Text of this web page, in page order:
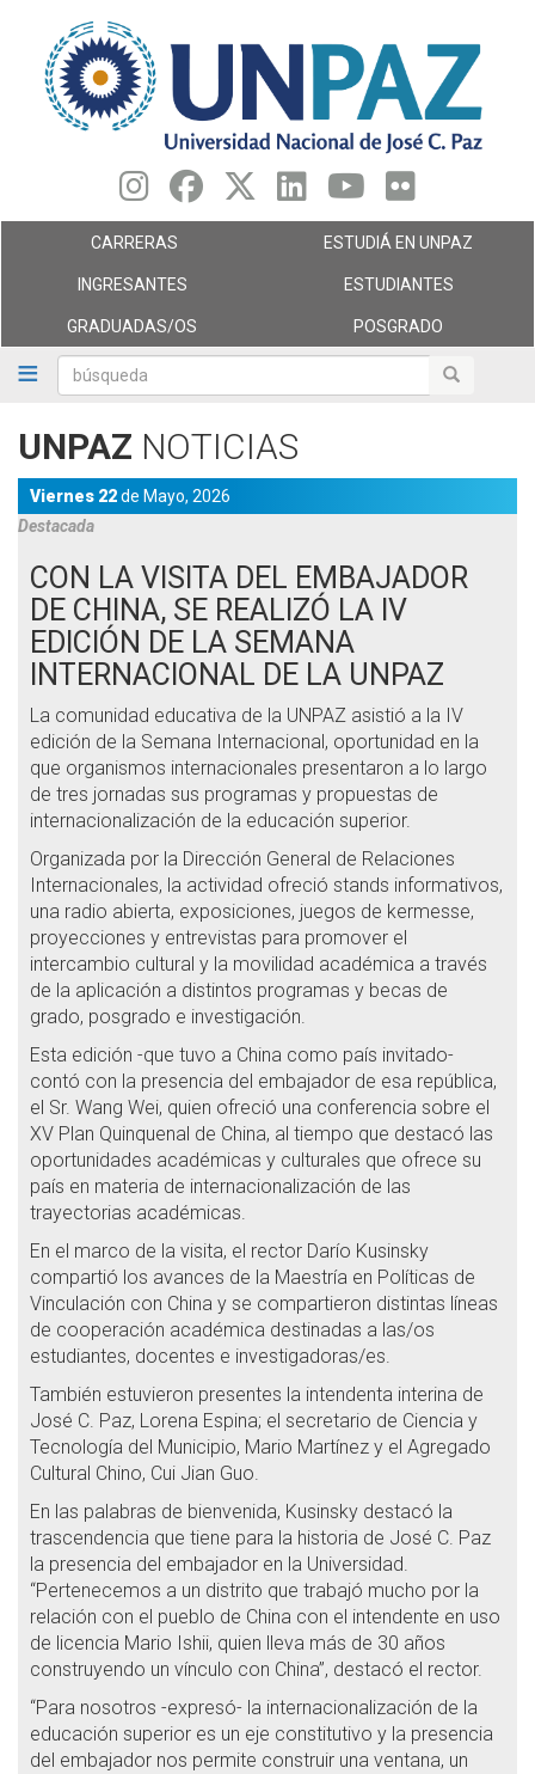
contenido
principal
búsqueda búsqueda
CARRERAS ESTUDIÁ EN UNPAZ
INGRESANTES ESTUDIANTES
GRADUADAS/OS POSGRADO
UNPAZ NOTICIAS
Viernes 22de Mayo, 2026
Destacada
CON LA VISITA DEL EMBAJADOR
DE CHINA, SE REALIZÓ LA IV
EDICIÓN DE LA SEMANA
INTERNACIONAL DE LA UNPAZ
La comunidad educativa de la UNPAZ asistió a la IV
edición de la Semana Internacional, oportunidad en la
que organismos internacionales presentaron a lo largo
de tres jornadas sus programas y propuestas de
internacionalización de la educación superior.
Organizada por la Dirección General de Relaciones
Internacionales, la actividad ofreció stands informativos,
una radio abierta, exposiciones, juegos de kermesse,
proyecciones y entrevistas para promover el
intercambio cultural y la movilidad académica a través
de la aplicación a distintos programas y becas de
grado, posgrado e investigación.
Esta edición -que tuvo a China como país invitado-
contó con la presencia del embajador de esa república,
el Sr. Wang Wei, quien ofreció una conferencia sobre el
XV Plan Quinquenal de China, al tiempo que destacó las
oportunidades académicas y culturales que ofrece su
país en materia de internacionalización de las
trayectorias académicas.
En el marco de la visita, el rector Darío Kusinsky
compartió los avances de la Maestría en Políticas de
Vinculación con China y se compartieron distintas líneas
de cooperación académica destinadas a las/os
estudiantes, docentes e investigadoras/es.
También estuvieron presentes la intendenta interina de
José C. Paz, Lorena Espina; el secretario de Ciencia y
Tecnología del Municipio, Mario Martínez y el Agregado
Cultural Chino, Cui Jian Guo.
En las palabras de bienvenida, Kusinsky destacó la
trascendencia que tiene para la historia de José C. Paz
la presencia del embajador en la Universidad.
“Pertenecemos a un distrito que trabajó mucho por la
relación con el pueblo de China con el intendente en uso
de licencia Mario Ishii, quien lleva más de 30 años
construyendo un vínculo con China”, destacó el rector.
“Para nosotros -expresó- la internacionalización de la
educación superior es un eje constitutivo y la presencia
del embajador nos permite construir una ventana, un